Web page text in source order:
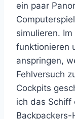
ein paar
simulieren.
funktionieren
anspringen,
Fehlversuch
Cockpits
ich das Schiff
Backpackers-